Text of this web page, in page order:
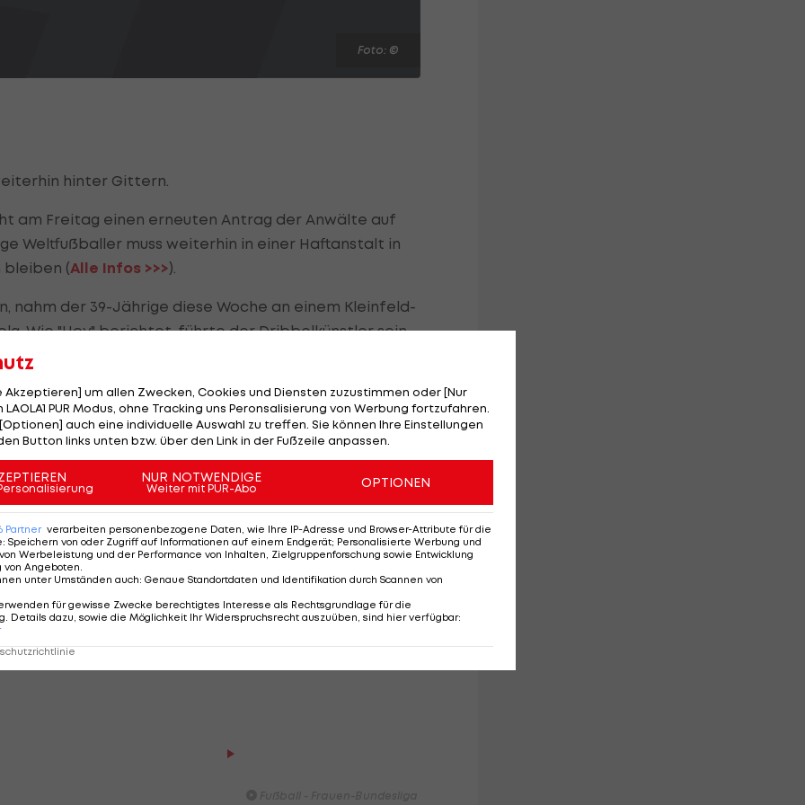
Foto: ©
hinter Gittern.
am Freitag einen erneuten Antrag der Anwälte auf
Weltfußballer muss weiterhin in einer Haftanstalt in
bleiben (Alle Infos >>>).
nahm der 39-Jährige diese Woche an einem Kleinfeld-
Wie "Hoy" berichtet, führte der Dribbelkünstler sein
Mannschaft fünf Tore und sechs Assists. Als
Kilogramm schweres geräuchertes Schwein.
con la izquierda, se
a un compañero, este
para que#Ronaldinhoabra a
ingresa burlando la marca
para marcar ante un portero
#FiguraDelPartidoo crack da
XY7e6rJyCf
Akzeptieren] um allen Zwecken, Cookies und Diensten zuzustimmen oder [Nur
PUR Modus, ohne Tracking uns Peronsalisierung von Werbung fortzufahren.
auch eine individuelle Auswahl zu treffen. Sie können Ihre Einstellungen
Button links unten bzw. über den Link in der Fußzeile anpassen.
NUR NOTWENDIGE
Weiter mit PUR-Abo OPTIONEN
Partner verarbeiten personenbezogene Daten, wie Ihre IP-Adresse und Browser-Attribute für die
: Speichern von oder Zugriff auf Informationen auf einem Endgerät; Personalisierte Werbung und
Werbeleistung und der Performance von Inhalten, Zielgruppenforschung sowie Entwicklung
von Angeboten.
unter Umständen auch: Genaue Standortdaten und Identifikation durch Scannen von
für gewisse Zwecke berechtigtes Interesse als Rechtsgrundlage für die
Details dazu, sowie die Möglichkeit Ihr Widerspruchsrecht auszuüben, sind hier verfügbar: